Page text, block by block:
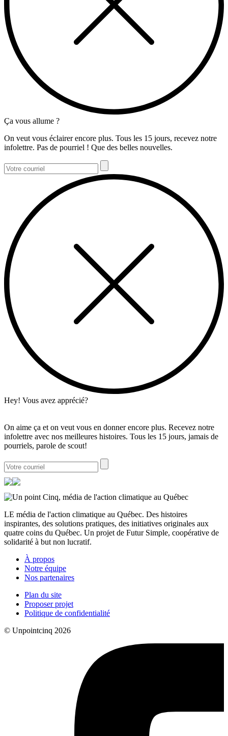
Ça vous allume ?
On veut vous éclairer encore plus. Tous les 15 jours, recevez notre
infolettre. Pas de pourriel ! Que des belles nouvelles.
Hey! Vous avez apprécié?
On aime ça et on veut vous en donner encore plus. Recevez notre
infolettre avec nos meilleures histoires. Tous les 15 jours, jamais de
pourriels, parole de scout!
LE média de l'action climatique au Québec. Des histoires
inspirantes, des solutions pratiques, des initiatives originales aux
quatre coins du Québec. Un projet de Futur Simple, coopérative de
solidarité à but non lucratif.
À propos
Notre équipe
Nos partenaires
Plan du site
Proposer projet
Politique de confidentialité
© Unpointcinq 2026